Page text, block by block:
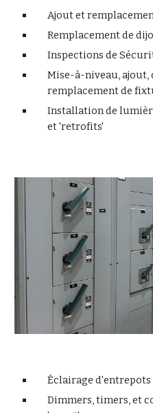
Ajout et
Remplacement de
Inspections de
Mise-à-niveau, ajout,
remplacement de
Installation de
et 'retrofits'
Éclairage d'entrepots
Dimmers, timers, et